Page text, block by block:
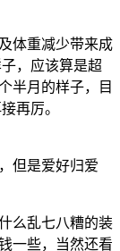
体重减少带来成
，应该算是超
半月的样子，目
再厉。
但是爱好归爱
么乱七八糟的装
一些，当然还看